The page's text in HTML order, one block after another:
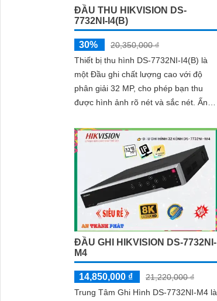
ĐẦU THU HIKVISION DS-
7732NI-I4(B)
30%
20,350,000 ₫
Thiết bị thu hình DS-7732NI-I4(B) là
một Đầu ghi chất lượng cao với độ
phân giải 32 MP, cho phép bạn thu
được hình ảnh rõ nét và sắc nét. Ấn
ĐẦU GHI HIKVISION DS-7732NI-
M4
14,850,000 ₫
21,220,000 ₫
Trung Tâm Ghi Hình DS-7732NI-M4 là